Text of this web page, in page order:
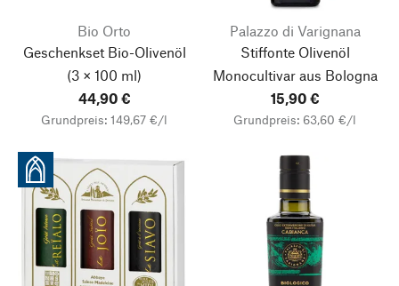
Bio Orto
Geschenkset Bio-Olivenöl
(3 × 100 ml)
44,90 €
Grundpreis: 149,67 €/l
Palazzo di Varignana
Stiffonte Olivenöl
Monocultivar aus Bologna
15,90 €
Grundpreis: 63,60 €/l